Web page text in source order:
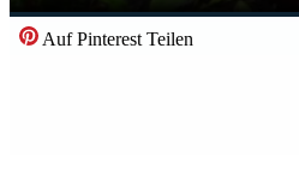
Auf Pinterest Teilen